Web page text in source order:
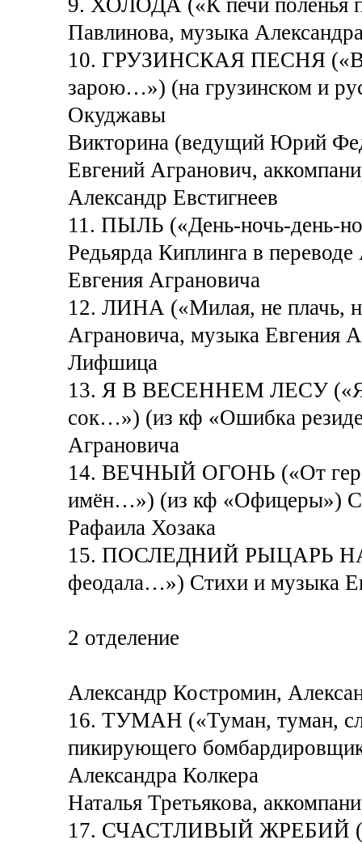
Павлинова, музыка
10. ГРУЗИНСКАЯ ПЕСНЯ
зарою…») (на грузинском и
Окуджавы
Викторина (ведущий Юрий
Евгений Агранович,
Александр Евстигнеев
11. ПЫЛЬ («День-ночь-день-
Редьярда Киплинга в
Евгения Аграновича
12. ЛИНА («Милая, не плачь,
Аграновича, музыка Евгения
Лифшица
13. Я В ВЕСЕННЕМ ЛЕСУ («Я в
сок…») (из кф «Ошибка
Аграновича
14. ВЕЧНЫЙ ОГОНЬ («От
имён…») (из кф «Офицеры»)
Рафаила Хозака
15. ПОСЛЕДНИЙ РЫЦАРЬ НА
феодала…») Стихи и музыка
2 отделение
Александр Костромин,
16. ТУМАН («Туман, туман,
пикирующего
Александра Колкера
Наталья Третьякова,
17. СЧАСТЛИВЫЙ ЖРЕБИЙ